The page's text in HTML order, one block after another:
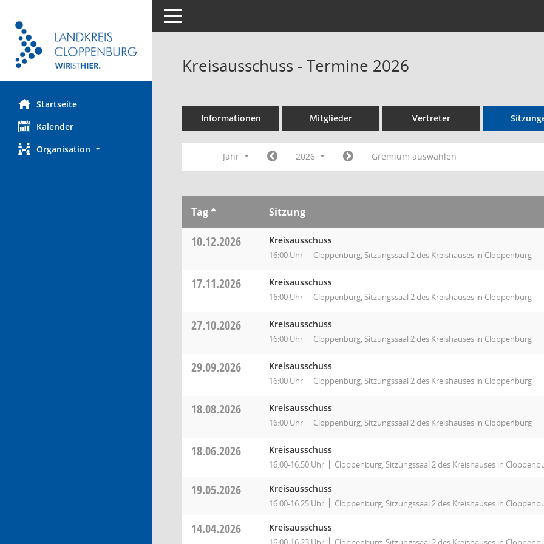
Startseite
Kalender
Organisation
Toggle navigation
Kreisausschuss - Termine 2026
Informationen Mitglieder Vertreter
Jahr 2026 Gremium auswählen
Tag Sitzung
10.12.2026 Kreisausschuss
16:00 Uhr Cloppenburg, Sitzungssaal 2 des Kreishauses in Cloppenburg
17.11.2026 Kreisausschuss
16:00 Uhr Cloppenburg, Sitzungssaal 2 des Kreishauses in Cloppenburg
27.10.2026 Kreisausschuss
16:00 Uhr Cloppenburg, Sitzungssaal 2 des Kreishauses in Cloppenburg
29.09.2026 Kreisausschuss
16:00 Uhr Cloppenburg, Sitzungssaal 2 des Kreishauses in Cloppenburg
18.08.2026 Kreisausschuss
16:00 Uhr Cloppenburg, Sitzungssaal 2 des Kreishauses in Cloppenburg
18.06.2026 Kreisausschuss
16:00-16:50 Uhr Cloppenburg, Sitzungssaal 2 des Kreishauses in
19.05.2026 Kreisausschuss
16:00-16:25 Uhr Cloppenburg, Sitzungssaal 2 des Kreishauses in
14.04.2026 Kreisausschuss